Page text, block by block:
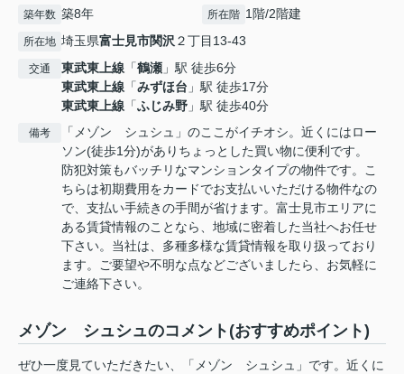
築年数 築8年 所在階 1階/2階建
所在地 埼玉県富士見市関沢 ２丁目13-43
交通 東武東上線 「鶴瀬 」駅 徒歩6分
東武東上線 「みずほ台 」駅 徒歩17分
東武東上線 「ふじみ野 」駅 徒歩40分
備考
「メゾン シュシュ」のここがイチオシ。近くにはロー
ソン(徒歩1分)がありちょっとした買い物に便利です。
防犯対策もバッチリなマンションタイプの物件です。こ
ちらは初期費用をカードでお支払いいただける物件なの
で、支払い手続きの手間が省けます。富士見市エリアに
ある賃貸情報のことなら、地域に密着した当社へお任せ
下さい。当社は、多種多様な賃貸情報を取り扱っており
ます。ご要望や不明な点などございましたら、お気軽に
ご連絡下さい。
メゾン シュシュのコメント(おすすめポイント)
ぜひ一度見ていただきたい、「メゾン シュシュ」です。近くに